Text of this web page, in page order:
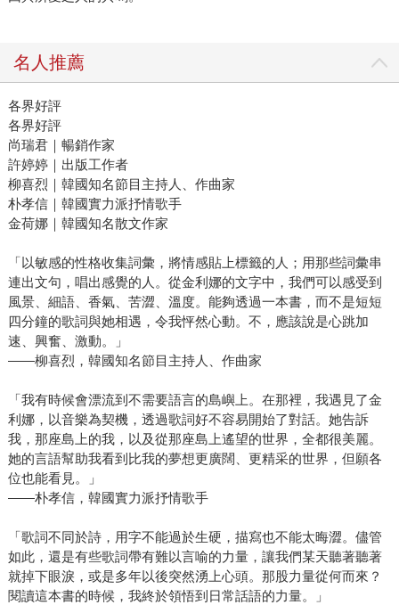
名人推薦
各界好評
各界好評
尚瑞君｜暢銷作家
許婷婷｜出版工作者
柳喜烈｜韓國知名節目主持人、作曲家
朴孝信｜韓國實力派抒情歌手
金荷娜｜韓國知名散文作家
「以敏感的性格收集詞彙，將情感貼上標籤的人；用那些詞彙串
連出文句，唱出感覺的人。從金利娜的文字中，我們可以感受到
風景、細語、香氣、苦澀、溫度。能夠透過一本書，而不是短短
四分鐘的歌詞與她相遇，令我怦然心動。不，應該說是心跳加
速、興奮、激動。」
——柳喜烈，韓國知名節目主持人、作曲家
「我有時候會漂流到不需要語言的島嶼上。在那裡，我遇見了金
利娜，以音樂為契機，透過歌詞好不容易開始了對話。她告訴
我，那座島上的我，以及從那座島上遙望的世界，全都很美麗。
她的言語幫助我看到比我的夢想更廣闊、更精采的世界，但願各
位也能看見。」
——朴孝信，韓國實力派抒情歌手
「歌詞不同於詩，用字不能過於生硬，描寫也不能太晦澀。儘管
如此，還是有些歌詞帶有難以言喻的力量，讓我們某天聽著聽著
就掉下眼淚，或是多年以後突然湧上心頭。那股力量從何而來？
閱讀這本書的時候，我終於領悟到日常話語的力量。」